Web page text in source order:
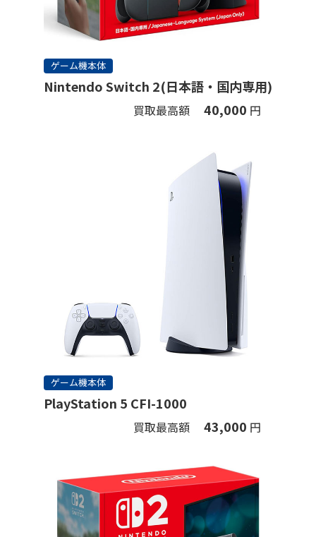
ゲーム機本体
Nintendo Switch 2(日本語・国内専用)
買取最高額 40,000 円
ゲーム機本体
PlayStation 5 CFI-1000
買取最高額 43,000 円